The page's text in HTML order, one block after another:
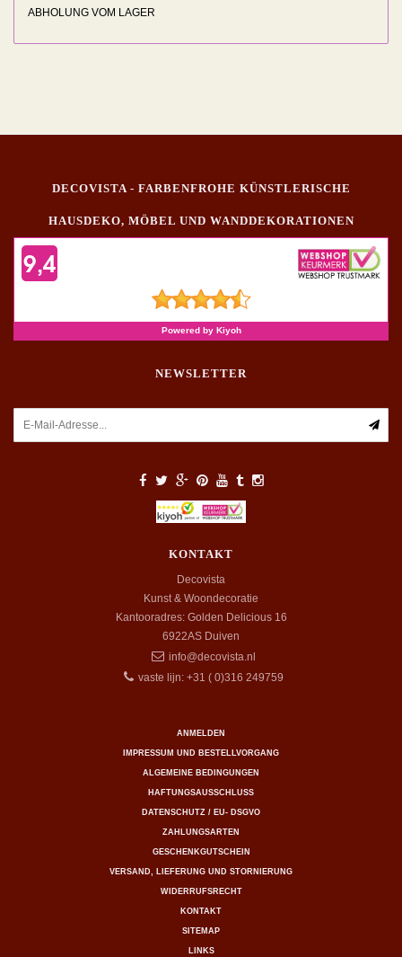
ABHOLUNG VOM LAGER
DECOVISTA - FARBENFROHE KÜNSTLERISCHE
HAUSDEKO, MÖBEL UND WANDDEKORATIONEN
NEWSLETTER
KONTAKT
Decovista
Kunst & Woondecoratie
Kantooradres: Golden Delicious 16
6922AS Duiven
info@decovista.nl
vaste lijn: +31 ( 0)316 249759
ANMELDEN
IMPRESSUM UND BESTELLVORGANG
ALGEMEINE BEDINGUNGEN
HAFTUNGSAUSSCHLUSS
DATENSCHUTZ / EU- DSGVO
ZAHLUNGSARTEN
GESCHENKGUTSCHEIN
VERSAND, LIEFERUNG UND STORNIERUNG
WIDERRUFSRECHT
KONTAKT
SITEMAP
LINKS